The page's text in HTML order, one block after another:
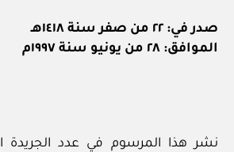
صدر في: ٢٢ من صفر سنة ١٤١٨هـ
الموافق: ٢٨ من يونيو سنة ١٩٩٧م